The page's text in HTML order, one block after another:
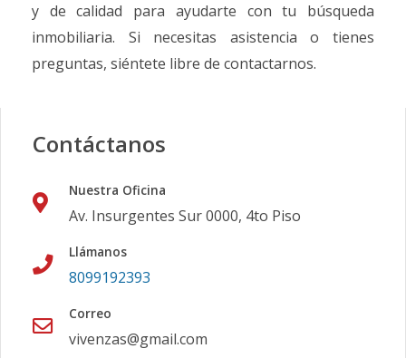
y de calidad para ayudarte con tu búsqueda
inmobiliaria. Si necesitas asistencia o tienes
preguntas, siéntete libre de contactarnos.
Contáctanos
Nuestra Oficina
Av. Insurgentes Sur 0000, 4to Piso
Llámanos
8099192393
Correo
vivenzas@gmail.com